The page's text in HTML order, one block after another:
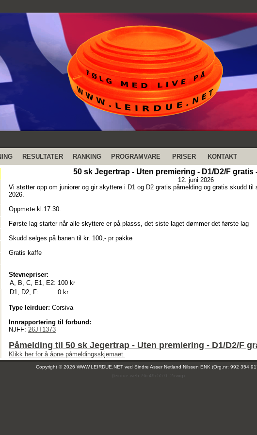
RESULTATER RANKING PROGRAMVARE PRISER KONTAKT
50 sk Jegertrap - Uten premiering - D1/D2/F gratis
12. juni 2026
Vi støtter opp om juniorer og gir skyttere i D1 og D2 gratis påmelding og gratis skudd
2026.
Oppmøte kl.17.30.
Første lag starter når alle skyttere er på plasss, det siste laget dømmer det første lag
Skudd selges på banen til kr. 100,- pr pakke
Gratis kaffe
Stevnepriser:
A, B, C, E1, E2: 100 kr
D1, D2, F:
0 kr
Type leirduer: Corsiva
Innrapportering til forbund:
NJFF: 26JT1373
Påmelding til 50 sk Jegertrap - Uten premiering - D1/D2/F
Klikk her for å åpne påmeldingsskjemaet.
Copyright © 2026 WWW.LEIRDUE.NET ved Sindre Asser Netland Nilssen ENK (Org.nr: 992 354
(leirdue-web-76c49c557b-2xvxg)